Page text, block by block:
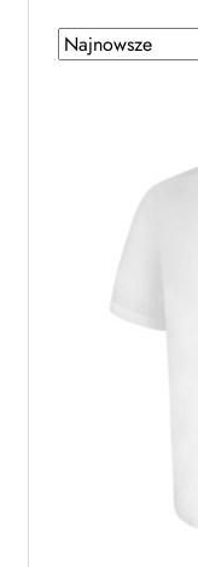
Zastosowano
sortowanie:
Sortuj
według